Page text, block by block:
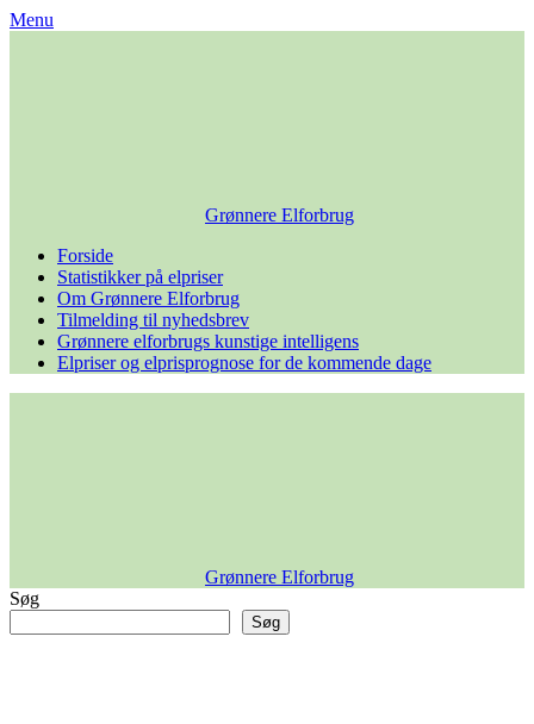
Skip
Menu
Grønnere Elforbrug
Forside
Statistikker på elpriser
Om Grønnere Elforbrug
Tilmelding til nyhedsbrev
Grønnere elforbrugs kunstige intelligens
Elpriser og elprisprognose for de kommende dage
Grønnere Elforbrug
Søg
Søg